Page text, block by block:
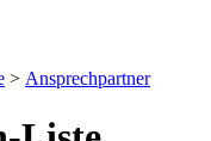
> Ansprechpartner